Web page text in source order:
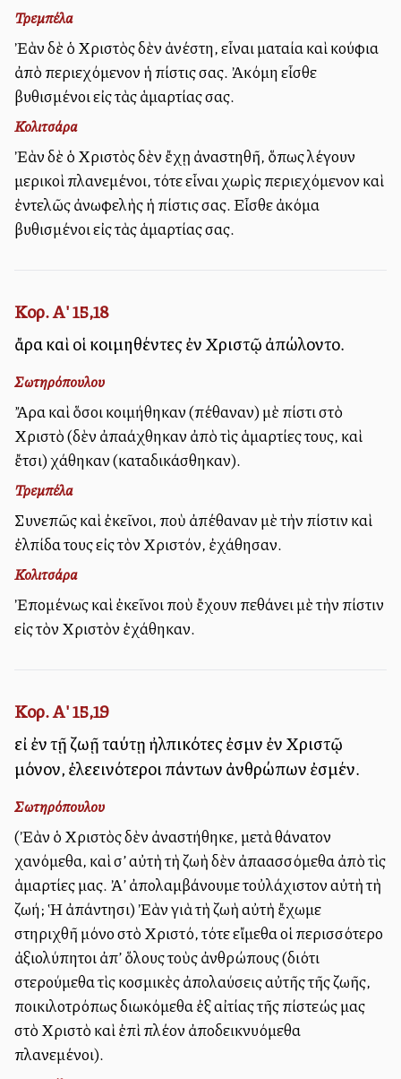
Τρεμπέλα
Ἐὰν δὲ ὁ Χριστὸς δὲν ἀνέστη, εἶναι ματαία καὶ κούφια
ἀπὸ περιεχόμενον ἡ πίστις σας. Ἀκόμη εἶσθε
βυθισμένοι εἰς τὰς ἁμαρτίας σας.
Κολιτσάρα
Ἐὰν δὲ ὁ Χριστὸς δὲν ἔχῃ ἀναστηθῆ, ὅπως λέγουν
μερικοὶ πλανεμένοι, τότε εἶναι χωρὶς περιεχόμενον καὶ
ἐντελῶς ἀνωφελὴς ἡ πίστις σας. Εἶσθε ἀκόμα
βυθισμένοι εἰς τὰς ἁμαρτίας σας.
Κορ. Α' 15,18
ἄρα καὶ οἱ κοιμηθέντες ἐν Χριστῷ ἀπώλοντο.
Σωτηρόπουλου
Ἄρα καὶ ὅσοι κοιμήθηκαν (πέθαναν) μὲ πίστι στὸ
Χριστὸ (δὲν ἀπαλλάχθηκαν ἀπὸ τὶς ἁμαρτίες τους, καὶ
ἔτσι) χάθηκαν (καταδικάσθηκαν).
Τρεμπέλα
Συνεπῶς καὶ ἐκεῖνοι, ποὺ ἀπέθαναν μὲ τὴν πίστιν καὶ
ἐλπίδα τους εἰς τὸν Χριστόν, ἐχάθησαν.
Κολιτσάρα
Ἐπομένως καὶ ἐκεῖνοι ποὺ ἔχουν πεθάνει μὲ τὴν πίστιν
εἰς τὸν Χριστὸν ἐχάθηκαν.
Κορ. Α' 15,19
εἰ ἐν τῇ ζωῇ ταύτῃ ἠλπικότες ἐσμὲν ἐν Χριστῷ
μόνον, ἐλεεινότεροι πάντων ἀνθρώπων ἐσμέν.
Σωτηρόπουλου
(Ἐὰν ὁ Χριστὸς δὲν ἀναστήθηκε, μετὰ θάνατον
χανόμεθα, καὶ σ’ αὐτὴ τὴ ζωὴ δὲν ἀπαλλασσόμεθα ἀπὸ τὶς
ἁμαρτίες μας. Ἀλλ’ ἀπολαμβάνουμε τοὐλάχιστον αὐτὴ τὴ
ζωή; Ἡ ἀπάντησι) Ἐὰν γιὰ τὴ ζωὴ αὐτὴ ἔχωμε
στηριχθῆ μόνο στὸ Χριστό, τότε εἴμεθα οἱ περισσότερο
ἀξιολύπητοι ἀπ’ ὅλους τοὺς ἀνθρώπους (διότι
στερούμεθα τὶς κοσμικὲς ἀπολαύσεις αὐτῆς τῆς ζωῆς,
ποικιλοτρόπως διωκόμεθα ἐξ αἰτίας τῆς πίστεώς μας
στὸ Χριστὸ καὶ ἐπὶ πλέον ἀποδεικνυόμεθα
πλανεμένοι).